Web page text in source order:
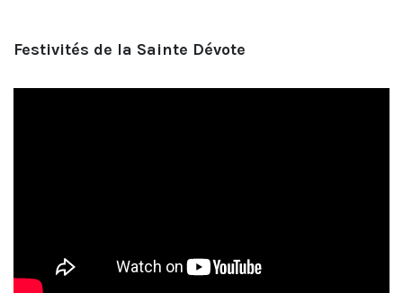
Festivités de la Sainte Dévote